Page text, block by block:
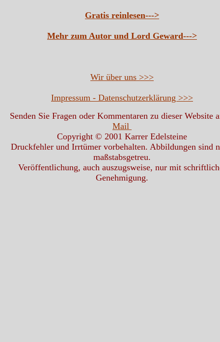
Gratis reinlesen--->
Mehr zum Autor und Lord Geward--->
Wir über uns >>>
Impressum - Datenschutzerklärung >>>
Senden Sie Fragen oder Kommentaren zu dieser Website
Mail
Copyright © 2001 Karrer Edelsteine
Druckfehler und Irrtümer vorbehalten. Abbildungen sind
maßstabsgetreu.
Veröffentlichung, auch auszugsweise, nur mit
Genehmigung.